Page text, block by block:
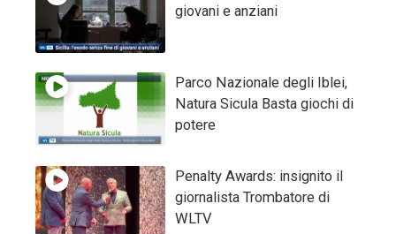
giovani e anziani
Parco Nazionale degli Iblei,
Natura Sicula Basta giochi di
potere
Penalty Awards: insignito il
giornalista Trombatore di
WLTV